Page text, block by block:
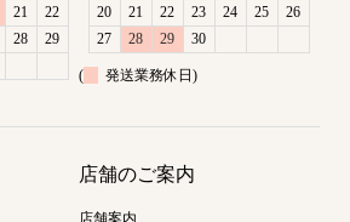
21
22
28
29
20
21 22 23 24 25
26
27
28 29 30
( 発送業務休日)
店舗のご案内
店舗案内